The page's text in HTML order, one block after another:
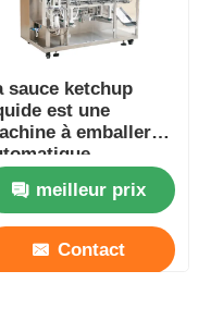
sauce ketchup
est une
à emballer
meilleur prix
Contact